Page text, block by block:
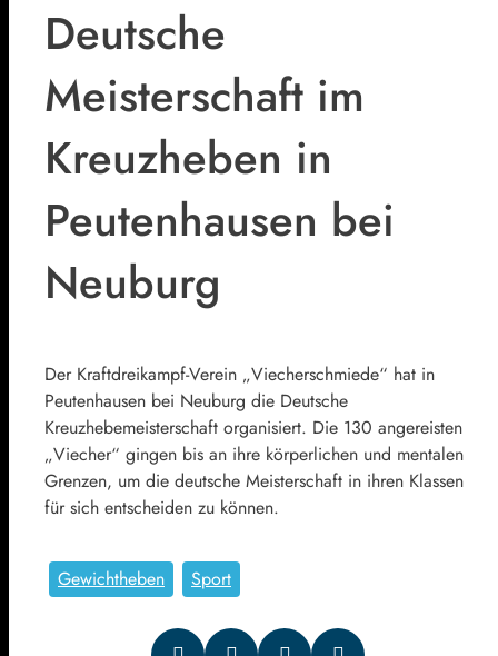
Deutsche
Meisterschaft im
Kreuzheben in
Peutenhausen bei
Neuburg
Der Kraftdreikampf-Verein „Viecherschmiede“ hat in
Peutenhausen bei Neuburg die Deutsche
Kreuzhebemeisterschaft organisiert. Die 130 angereisten
„Viecher“ gingen bis an ihre körperlichen und mentalen
Grenzen, um die deutsche Meisterschaft in ihren Klassen
für sich entscheiden zu können.
Gewichtheben Sport